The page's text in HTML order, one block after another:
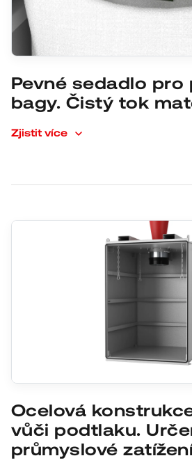
Pevné sedadlo pro
bagy. Čistý tok
Zjistit více
Ocelová
vůči podtlaku.
průmyslové